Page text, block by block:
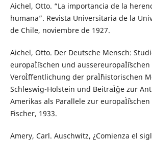
Aichel, Otto. “La importancia de la
humana”. Revista Universitaria de la
de Chile, noviembre de 1927.
Aichel, Otto. Der Deutsche Mensch:
europaÌˆischen und
VeroÌˆffentlichung der praÌˆhistorischen
Schleswig-Holstein und BeitraÌˆge zur
Amerikas als Parallele zur
Fischer, 1933.
Amery, Carl. Auschwitz, ¿Comienza el